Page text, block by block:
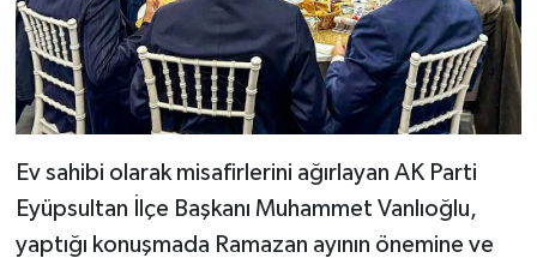
Ev sahibi olarak misafirlerini ağırlayan AK Parti
Eyüpsultan İlçe Başkanı Muhammet Vanlıoğlu,
yaptığı konuşmada Ramazan ayının önemine ve